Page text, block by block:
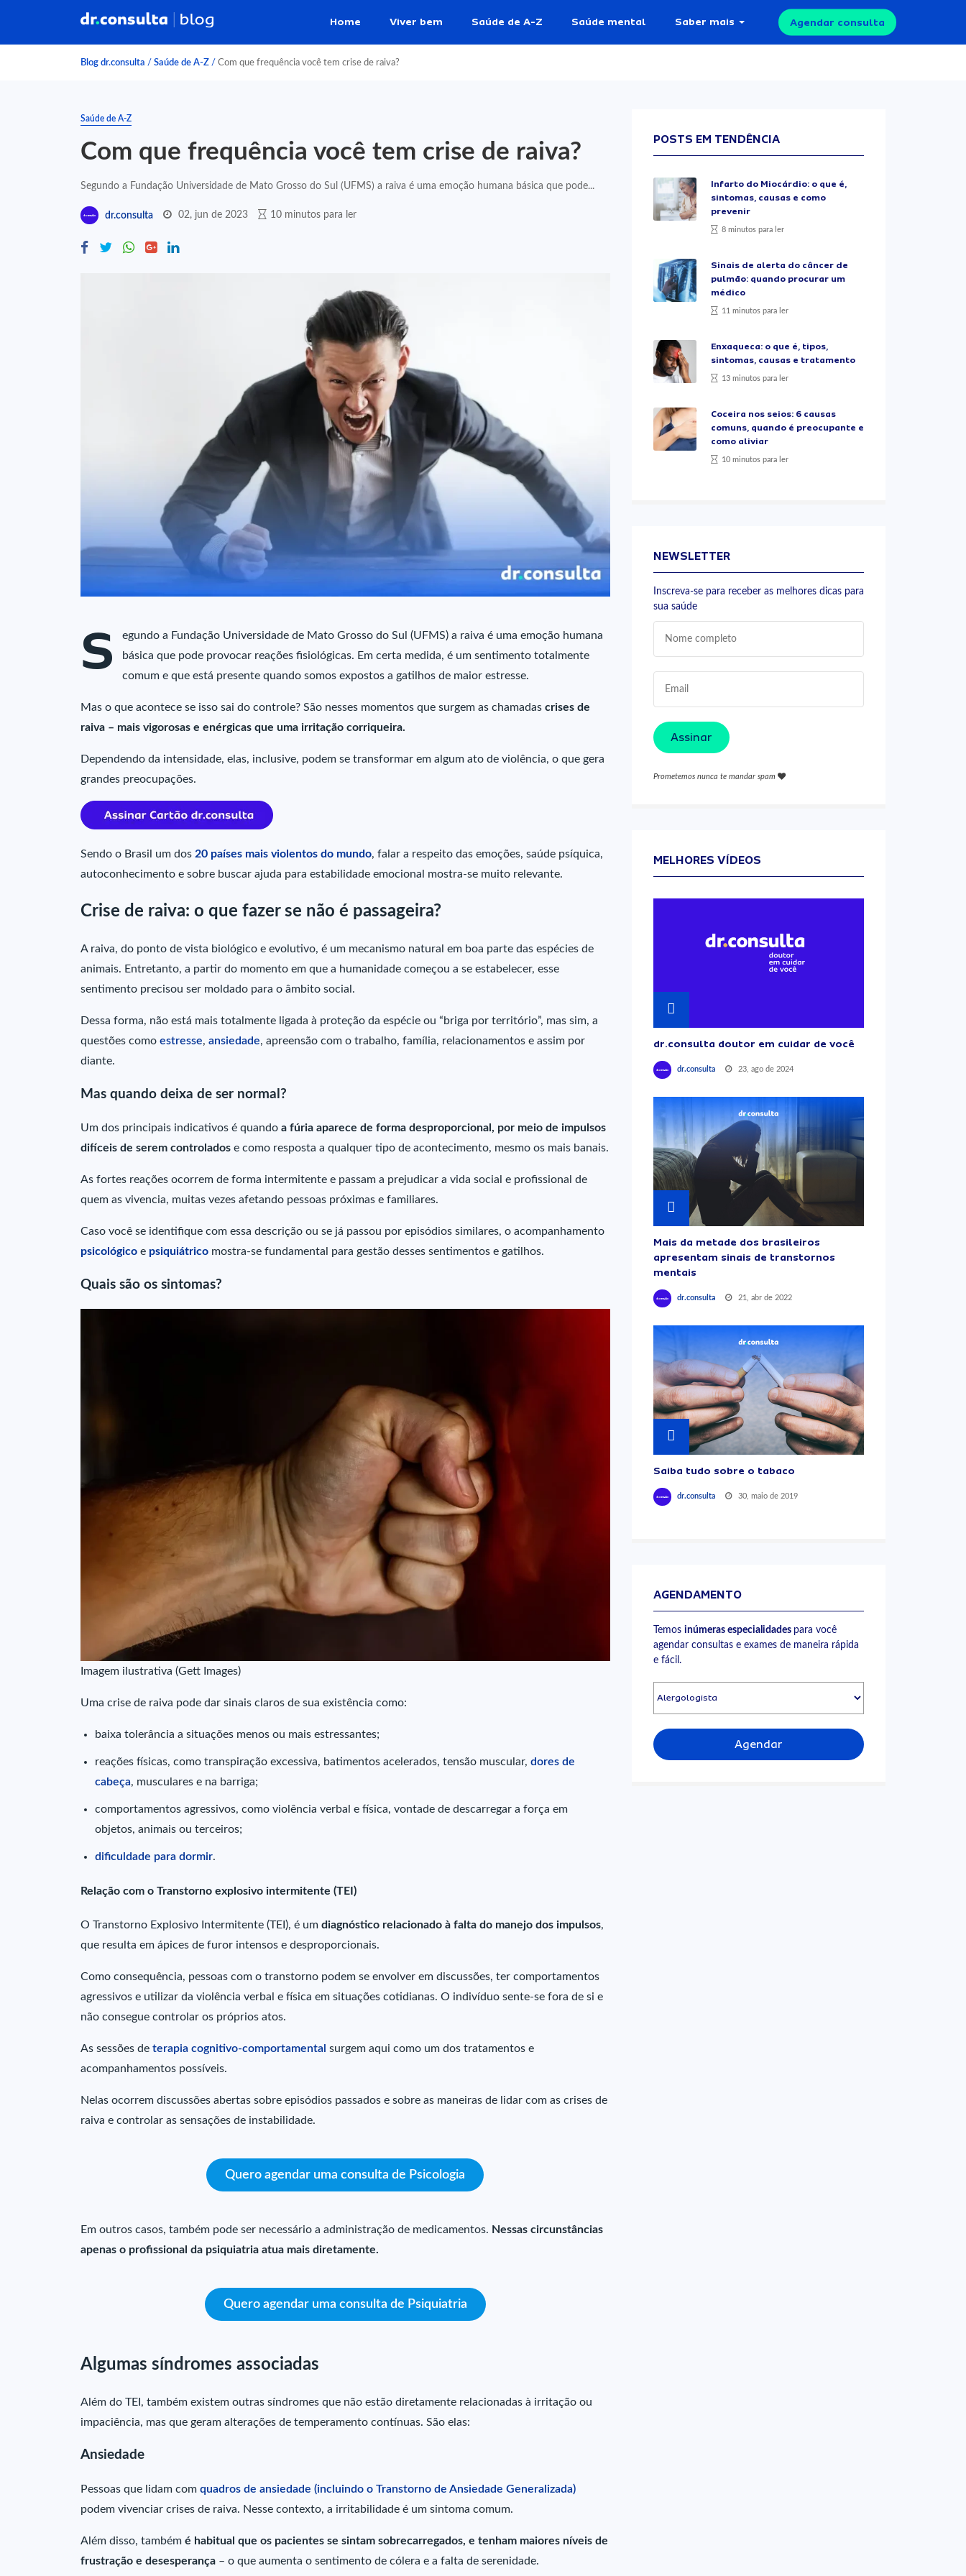
Home Viver bem Saúde de A-Z Saúde mental Saber mais Agendar consulta
Blog dr.consulta / Saúde de A-Z / Com que frequência você tem crise de raiva?
Saúde de A-Z
Com que frequência você tem crise de raiva?
Segundo a Fundação Universidade de Mato Grosso do Sul (UFMS) a raiva é uma emoção humana básica que pode...
dr.consulta 02, jun de 2023 10 minutos para ler
S
egundo a Fundação Universidade de Mato Grosso do Sul (UFMS) a raiva é uma emoção humana
básica que pode provocar reações fisiológicas. Em certa medida, é um sentimento totalmente
comum e que está presente quando somos expostos a gatilhos de maior estresse.
Mas o que acontece se isso sai do controle? São nesses momentos que surgem as chamadas crises de
raiva – mais vigorosas e enérgicas que uma irritação corriqueira.
Dependendo da intensidade, elas, inclusive, podem se transformar em algum ato de violência, o que gera
grandes preocupações.
Sendo o Brasil um dos 20 países mais violentos do mundo, falar a respeito das emoções, saúde psíquica,
autoconhecimento e sobre buscar ajuda para estabilidade emocional mostra-se muito relevante.
Crise de raiva: o que fazer se não é passageira?
A raiva, do ponto de vista biológico e evolutivo, é um mecanismo natural em boa parte das espécies de
animais. Entretanto, a partir do momento em que a humanidade começou a se estabelecer, esse
sentimento precisou ser moldado para o âmbito social.
Dessa forma, não está mais totalmente ligada à proteção da espécie ou “briga por território”, mas sim, a
questões como estresse, ansiedade, apreensão com o trabalho, família, relacionamentos e assim por
diante.
Mas quando deixa de ser normal?
Um dos principais indicativos é quando a fúria aparece de forma desproporcional, por meio de impulsos
difíceis de serem controlados e como resposta a qualquer tipo de acontecimento, mesmo os mais banais.
As fortes reações ocorrem de forma intermitente e passam a prejudicar a vida social e profissional de
quem as vivencia, muitas vezes afetando pessoas próximas e familiares.
Caso você se identifique com essa descrição ou se já passou por episódios similares, o acompanhamento
psicológico e psiquiátrico mostra-se fundamental para gestão desses sentimentos e gatilhos.
Quais são os sintomas?
Imagem ilustrativa (Gett Images)
Uma crise de raiva pode dar sinais claros de sua existência como:
baixa tolerância a situações menos ou mais estressantes;
reações físicas, como transpiração excessiva, batimentos acelerados, tensão muscular, dores de
cabeça, musculares e na barriga;
comportamentos agressivos, como violência verbal e física, vontade de descarregar a força em
objetos, animais ou terceiros;
dificuldade para dormir.
Relação com o Transtorno explosivo intermitente (TEI)
O Transtorno Explosivo Intermitente (TEI), é um diagnóstico relacionado à falta do manejo dos impulsos,
que resulta em ápices de furor intensos e desproporcionais.
Como consequência, pessoas com o transtorno podem se envolver em discussões, ter comportamentos
agressivos e utilizar da violência verbal e física em situações cotidianas. O indivíduo sente-se fora de si e
não consegue controlar os próprios atos.
As sessões de terapia cognitivo-comportamental surgem aqui como um dos tratamentos e
acompanhamentos possíveis.
Nelas ocorrem discussões abertas sobre episódios passados e sobre as maneiras de lidar com as crises de
raiva e controlar as sensações de instabilidade.
Quero agendar uma consulta de Psicologia
Em outros casos, também pode ser necessário a administração de medicamentos. Nessas circunstâncias
apenas o profissional da psiquiatria atua mais diretamente.
Quero agendar uma consulta de Psiquiatria
Algumas síndromes associadas
Além do TEI, também existem outras síndromes que não estão diretamente relacionadas à irritação ou
impaciência, mas que geram alterações de temperamento contínuas. São elas:
Ansiedade
Pessoas que lidam com quadros de ansiedade (incluindo o Transtorno de Ansiedade Generalizada)
podem vivenciar crises de raiva. Nesse contexto, a irritabilidade é um sintoma comum.
Além disso, também é habitual que os pacientes se sintam sobrecarregados, e tenham maiores níveis de
frustração e desesperança – o que aumenta o sentimento de cólera e a falta de serenidade.
POSTS EM TENDÊNCIA
Infarto do Miocárdio: o que é,
sintomas, causas e como
prevenir
8 minutos para ler
Sinais de alerta do câncer de
pulmão: quando procurar um
médico
11 minutos para ler
Enxaqueca: o que é, tipos,
sintomas, causas e tratamento
13 minutos para ler
Coceira nos seios: 6 causas
comuns, quando é preocupante e
como aliviar
10 minutos para ler
NEWSLETTER
Inscreva-se para receber as melhores dicas para
sua saúde
Assinar
Prometemos nunca te mandar spam
MELHORES VÍDEOS
dr.consulta doutor em cuidar de você
dr.consulta 23, ago de 2024
Mais da metade dos brasileiros
apresentam sinais de transtornos
mentais
dr.consulta 21, abr de 2022
Saiba tudo sobre o tabaco
dr.consulta 30, maio de 2019
AGENDAMENTO
Temos inúmeras especialidades para você
agendar consultas e exames de maneira rápida
e fácil.
Agendar